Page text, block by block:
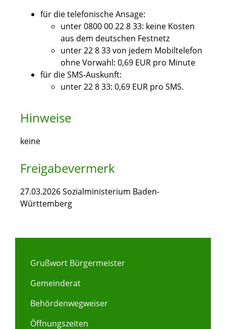
für die telefonische Ansage:
unter 0800 00 22 8 33: keine Kosten
aus dem deutschen Festnetz
unter 22 8 33 von jedem Mobiltelefon
ohne Vorwahl: 0,69 EUR pro Minute
für die SMS-Auskunft:
unter 22 8 33: 0,69 EUR pro SMS.
Hinweise
keine
Freigabevermerk
27.03.2026 Sozialministerium Baden-
Württemberg
Grußwort Bürgermeister
Gemeinderat
Behördenwegweiser
Öffnungszeiten